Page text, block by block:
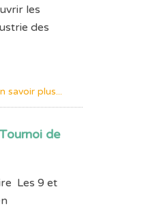
les
des
savoir plus...
de
Les 9 et